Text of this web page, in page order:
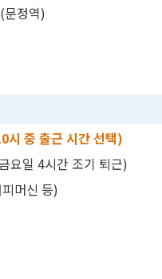
문정역)
중 출근 시간 선택)
요일 4시간 조기 퇴근)
머신 등)